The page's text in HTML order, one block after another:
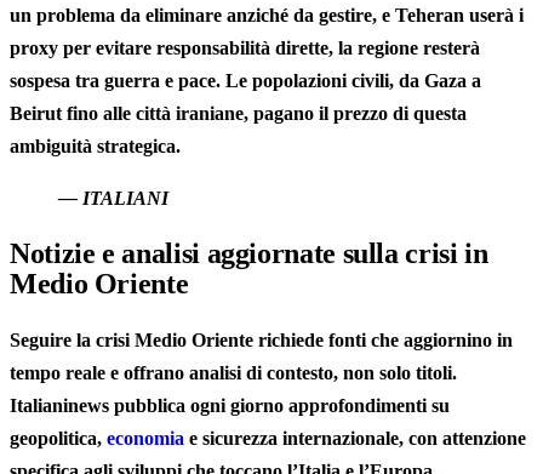
un problema da eliminare anziché da gestire, e Teheran userà i
proxy per evitare responsabilità dirette, la regione resterà
sospesa tra guerra e pace. Le popolazioni civili, da Gaza a
Beirut fino alle città iraniane, pagano il prezzo di questa
ambiguità strategica.
— ITALIANI
Notizie e analisi aggiornate sulla crisi in
Medio Oriente
Seguire la crisi Medio Oriente richiede fonti che aggiornino in
tempo reale e offrano analisi di contesto, non solo titoli.
Italianinews pubblica ogni giorno approfondimenti su
geopolitica, economia e sicurezza internazionale, con attenzione